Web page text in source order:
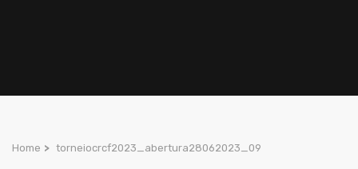
Home > torneiocrcf2023_abertura28062023_09